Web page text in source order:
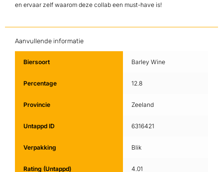
en ervaar zelf waarom deze collab een must-have is!
Aanvullende informatie
Biersoort Barley Wine
Percentage 12.8
Provincie Zeeland
Untappd ID 6316421
Verpakking Blik
Rating (Untappd) 4.01